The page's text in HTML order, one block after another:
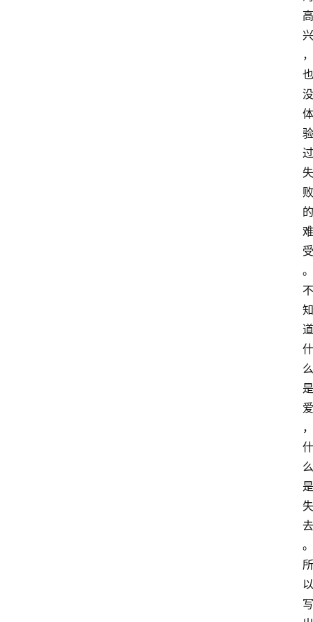
高
兴
，
也
没
体
验
过
失
败
的
难
受
。
不
知
道
什
么
是
爱
，
什
么
是
失
去
。
所
以
写